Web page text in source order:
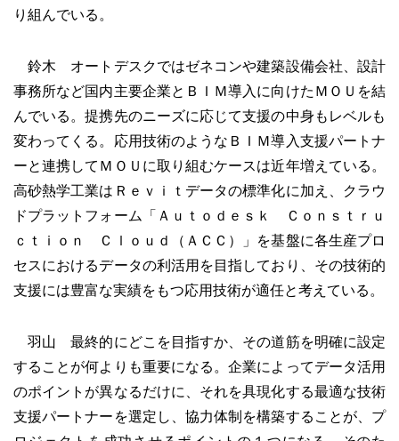
り組んでいる。
鈴木 オートデスクではゼネコンや建築設備会社、設計
事務所など国内主要企業とＢＩＭ導入に向けたＭＯＵを結
んでいる。提携先のニーズに応じて支援の中身もレベルも
変わってくる。応用技術のようなＢＩＭ導入支援パートナ
ーと連携してＭＯＵに取り組むケースは近年増えている。
高砂熱学工業はＲｅｖｉｔデータの標準化に加え、クラウ
ドプラットフォーム「Ａｕｔｏｄｅｓｋ Ｃｏｎｓｔｒｕ
ｃｔｉｏｎ Ｃｌｏｕｄ（ＡＣＣ）」を基盤に各生産プロ
セスにおけるデータの利活用を目指しており、その技術的
支援には豊富な実績をもつ応用技術が適任と考えている。
羽山 最終的にどこを目指すか、その道筋を明確に設定
することが何よりも重要になる。企業によってデータ活用
のポイントが異なるだけに、それを具現化する最適な技術
支援パートナーを選定し、協力体制を構築することが、プ